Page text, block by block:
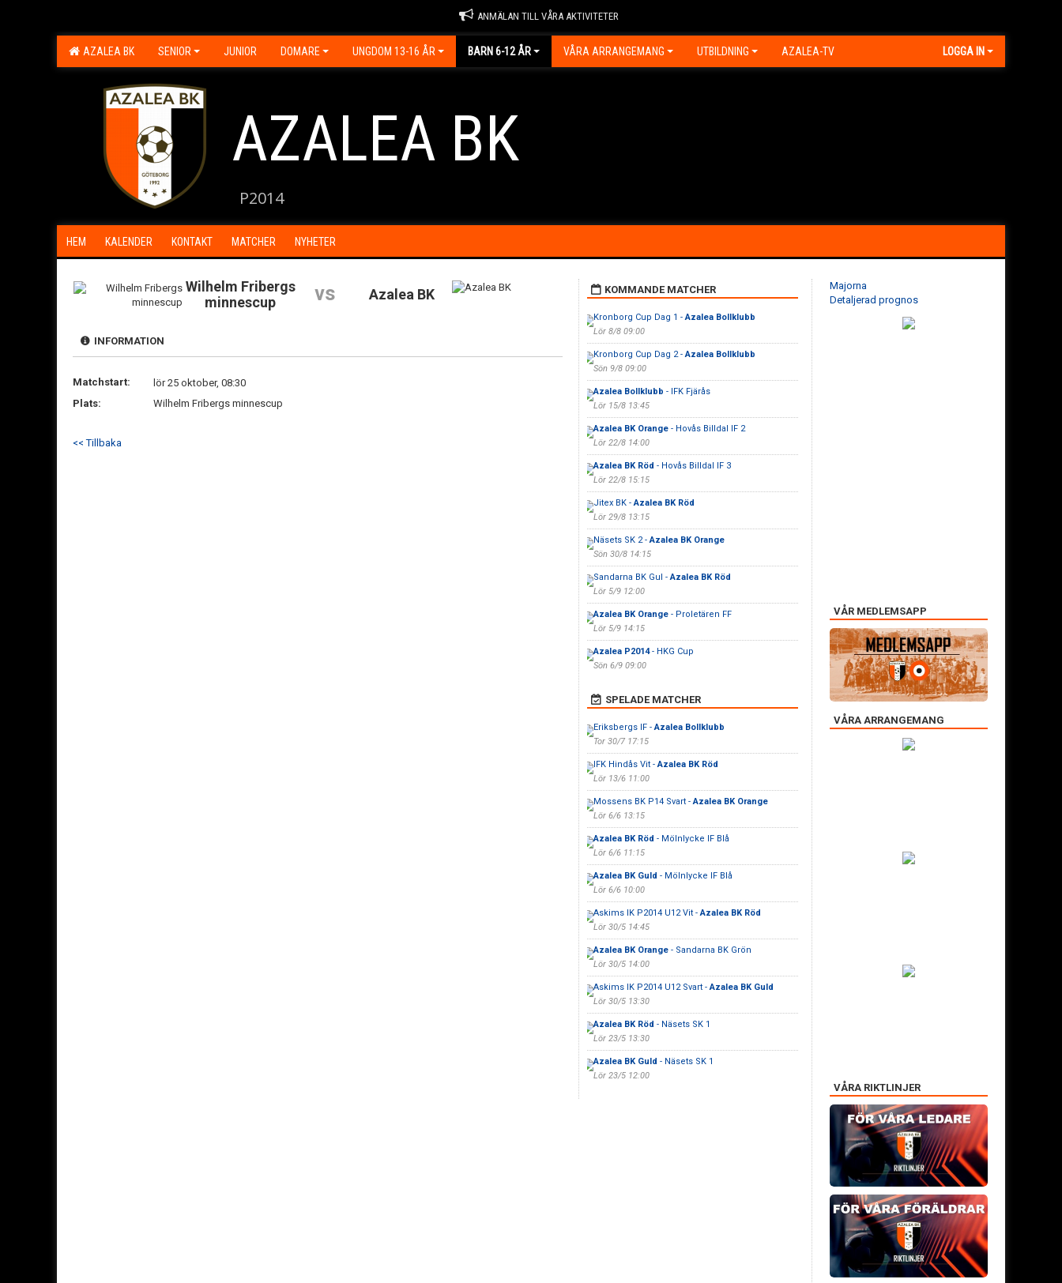
ANMÄLAN TILL VÅRA AKTIVITETER
AZALEA BK SENIOR JUNIOR DOMARE UNGDOM 13-16 ÅR BARN 6-12 ÅR VÅRA ARRANGEMANG UTBILDNING AZALEA-TV LOGGA IN
AZALEA BK
P2014
HEM KALENDER KONTAKT MATCHER NYHETER
Wilhelm Fribergs
minnescup
vs Azalea BK
INFORMATION
Matchstart:
lör 25 oktober, 08:30
Plats:
Wilhelm Fribergs minnescup
<< Tillbaka
KOMMANDE MATCHER
Kronborg Cup Dag 1 -Azalea Bollklubb
Lör 8/8 09:00
Kronborg Cup Dag 2 -Azalea Bollklubb
Sön 9/8 09:00
Azalea Bollklubb - IFK Fjärås
Lör 15/8 13:45
Azalea BK Orange- Hovås Billdal IF 2
Lör 22/8 14:00
Azalea BK Röd - Hovås Billdal IF 3
Lör 22/8 15:15
Jitex BK -Azalea BK Röd
Lör 29/8 13:15
Näsets SK 2 -Azalea BK Orange
Sön 30/8 14:15
Sandarna BK Gul -Azalea BK Röd
Lör 5/9 12:00
Azalea BK Orange- Proletären FF
Lör 5/9 14:15
Azalea P2014- HKG Cup
Sön 6/9 09:00
SPELADE MATCHER
Eriksbergs IF -Azalea Bollklubb
Tor 30/7 17:15
IFK Hindås Vit -Azalea BK Röd
Lör 13/6 11:00
Mossens BK P14 Svart -Azalea BK Orange
Lör 6/6 13:15
Azalea BK Röd - Mölnlycke IF Blå
Lör 6/6 11:15
Azalea BK Guld - Mölnlycke IF Blå
Lör 6/6 10:00
Askims IK P2014 U12 Vit -Azalea BK Röd
Lör 30/5 14:45
Azalea BK Orange- Sandarna BK Grön
Lör 30/5 14:00
Askims IK P2014 U12 Svart -Azalea BK Guld
Lör 30/5 13:30
Azalea BK Röd - Näsets SK 1
Lör 23/5 13:30
Azalea BK Guld - Näsets SK 1
Lör 23/5 12:00
Majorna
Detaljerad prognos
VÅR MEDLEMSAPP
VÅRA ARRANGEMANG
VÅRA RIKTLINJER